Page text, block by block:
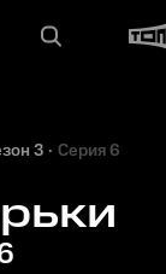
3 Серия 6